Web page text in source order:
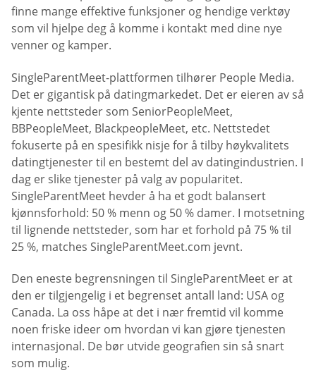
finne mange effektive funksjoner og hendige verktøy
som vil hjelpe deg å komme i kontakt med dine nye
venner og kamper.
SingleParentMeet-plattformen tilhører People Media.
Det er gigantisk på datingmarkedet. Det er eieren av så
kjente nettsteder som SeniorPeopleMeet,
BBPeopleMeet, BlackpeopleMeet, etc. Nettstedet
fokuserte på en spesifikk nisje for å tilby høykvalitets
datingtjenester til en bestemt del av datingindustrien. I
dag er slike tjenester på valg av popularitet.
SingleParentMeet hevder å ha et godt balansert
kjønnsforhold: 50 % menn og 50 % damer. I motsetning
til lignende nettsteder, som har et forhold på 75 % til
25 %, matches SingleParentMeet.com jevnt.
Den eneste begrensningen til SingleParentMeet er at
den er tilgjengelig i et begrenset antall land: USA og
Canada. La oss håpe at det i nær fremtid vil komme
noen friske ideer om hvordan vi kan gjøre tjenesten
internasjonal. De bør utvide geografien sin så snart
som mulig.